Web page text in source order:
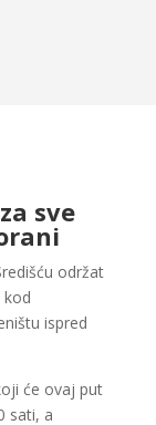
sve
održat
kod
ispred
će ovaj put
sati, a